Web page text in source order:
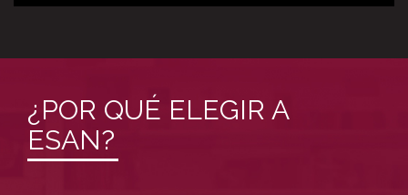
¿POR QUÉ ELEGIR A
ESAN?